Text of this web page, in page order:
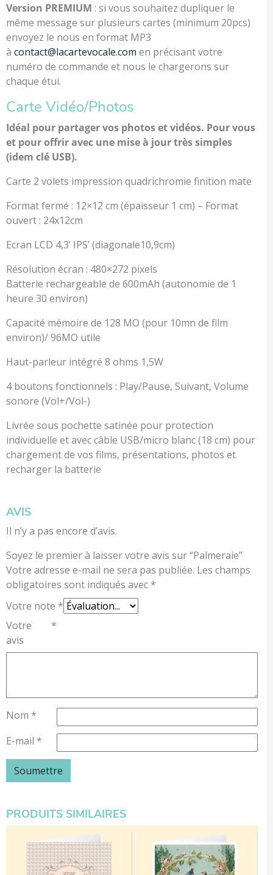
Version PREMIUM : si vous souhaitez dupliquer le
même message sur plusieurs cartes (minimum 20pcs)
envoyez le nous en format MP3
à contact@lacartevocale.com en précisant votre
numéro de commande et nous le chargerons sur
chaque étui.
Carte Vidéo/Photos
Idéal pour partager vos photos et vidéos. Pour vous
et pour offrir avec une mise à jour très simples
(idem clé USB).
Carte 2 volets impression quadrichromie finition mate
Format fermé : 12×12 cm (épaisseur 1 cm) – Format
ouvert : 24x12cm
Ecran LCD 4,3’ IPS’ (diagonale10,9cm)
Résolution écran : 480×272 pixels
Batterie rechargeable de 600mAh (autonomie de 1
heure 30 environ)
Capacité mémoire de 128 MO (pour 10mn de film
environ)/ 96MO utile
Haut-parleur intégré 8 ohms 1,5W
4 boutons fonctionnels : Play/Pause, Suivant, Volume
sonore (Vol+/Vol-)
Livrée sous pochette satinée pour protection
individuelle et avec câble USB/micro blanc (18 cm) pour
chargement de vos films, présentations, photos et
recharger la batterie
AVIS
Il n’y a pas encore d’avis.
Soyez le premier à laisser votre avis sur “Palmeraie”
Votre adresse e-mail ne sera pas publiée. Les champs
obligatoires sont indiqués avec *
Votre note *
Votre
avis
*
Nom *
E-mail *
PRODUITS SIMILAIRES